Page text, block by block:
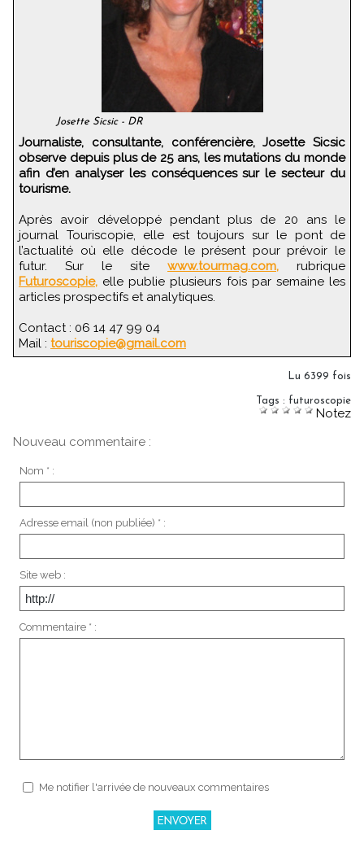
Josette Sicsic - DR
Journaliste, consultante, conférencière, Josette Sicsic
observe depuis plus de 25 ans, les mutations du monde
afin d’en analyser les conséquences sur le secteur du
tourisme.
Après avoir développé pendant plus de 20 ans le
journal Touriscopie, elle est toujours sur le pont de
l’actualité où elle décode le présent pour prévoir le
futur. Sur le site www.tourmag.com, rubrique
Futuroscopie, elle publie plusieurs fois par semaine les
articles prospectifs et analytiques.
Contact : 06 14 47 99 04
Mail : touriscopie@gmail.com
Lu 6399 fois
Tags : futuroscopie
Notez
Nouveau commentaire :
Nom * :
Adresse email (non publiée) * :
Site web :
Commentaire * :
Me notifier l'arrivée de nouveaux commentaires